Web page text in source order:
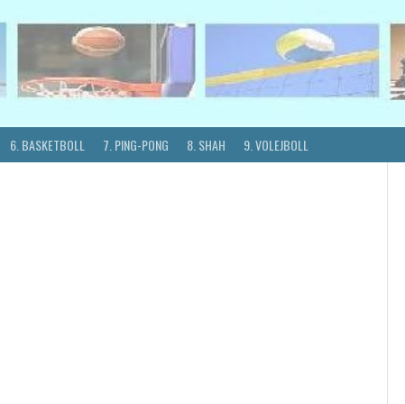
6. BASKETBOLL 7. PING-PONG 8. SHAH 9. VOLEJBOLL